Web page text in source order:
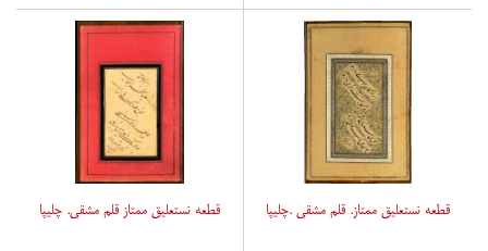
قطعه نستعلیق ممتاز. قلم مشقی .چلیپا قطعه نستعلیق ممتاز قلم مشقی. چلیپا